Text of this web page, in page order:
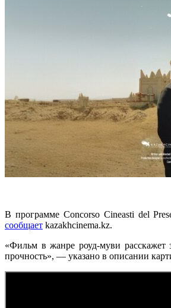
В программе Concorso Cineasti del
сообщает kazakhcinema.kz.
«Фильм в жанре роуд-муви расскажет
прочность», — указано в описании